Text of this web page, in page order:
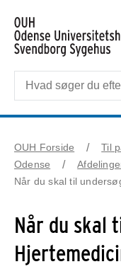
OUH Forside
Til
Odense
Når du skal til
Når du skal